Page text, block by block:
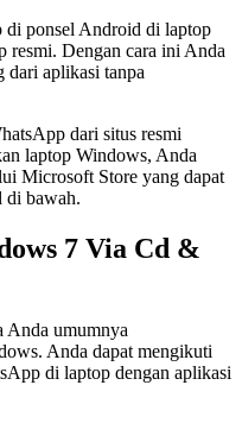
di ponsel Android di laptop
resmi. Dengan cara ini Anda
dari aplikasi tanpa
dari situs resmi
laptop Windows, Anda
Microsoft Store yang dapat
di bawah.
7 Via Cd &
Anda umumnya
Anda dapat mengikuti
di laptop dengan aplikasi